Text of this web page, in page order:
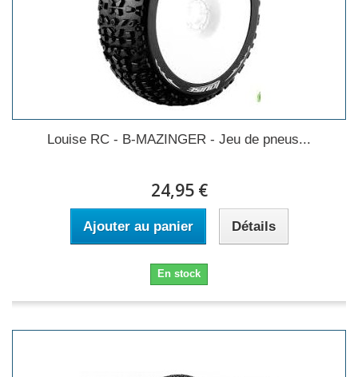
Louise RC - B-MAZINGER - Jeu de pneus...
24,95 €
Ajouter au panier Détails
En stock